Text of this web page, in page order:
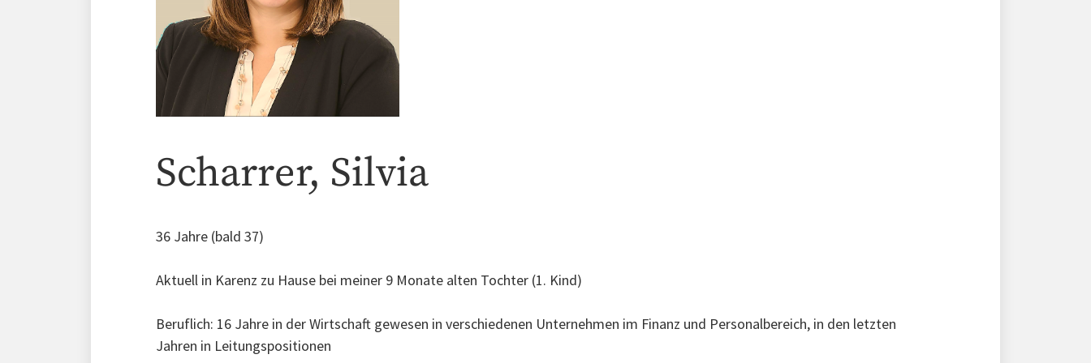
Scharrer, Silvia
36 Jahre (bald 37)
Aktuell in Karenz zu Hause bei meiner 9 Monate alten Tochter (1. Kind)
Beruflich: 16 Jahre in der Wirtschaft gewesen in verschiedenen Unternehmen im Finanz und Personalbereich, in den letzten
Jahren in Leitungspositionen